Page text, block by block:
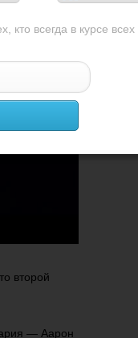
кто всегда в курсе всех
второй
— Аарон